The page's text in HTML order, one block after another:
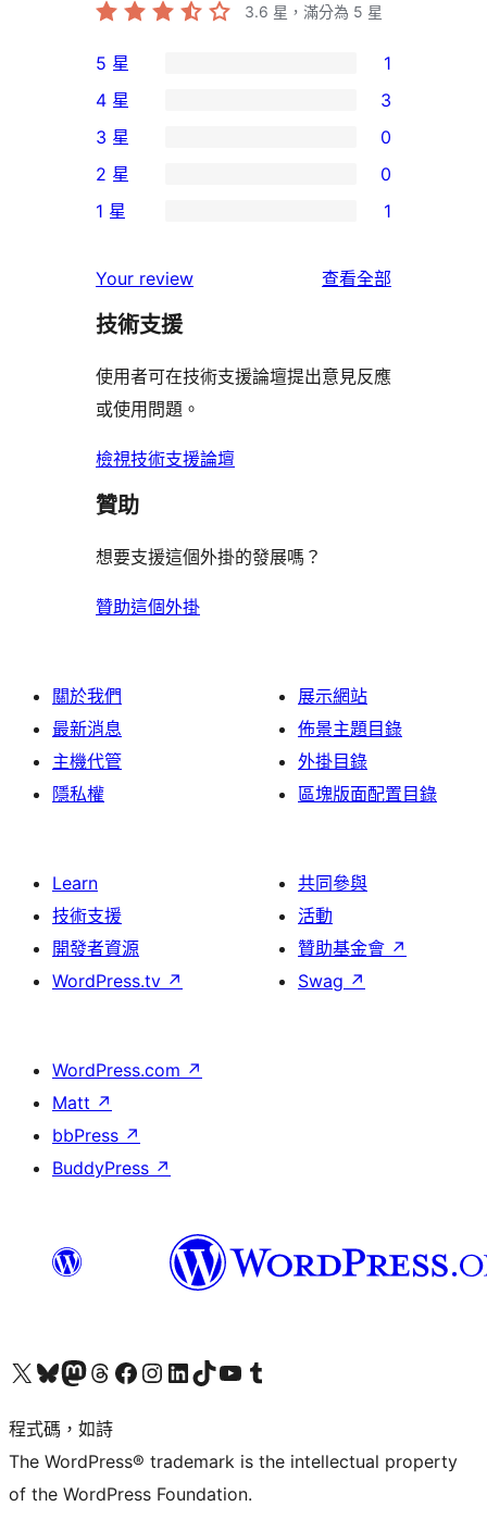
3.6 星，滿分為 5 星
1
個
5
星
使
者
論
5 星 1
個
4
星
用
者
論
4 星 3
0
個
3
使
用
評
論
3 星 0
個
星
使
者
評
論
2 星 0
1
星
用
者
評
1 星 1
Your review 查看全部
評
技術支援
使用者可在技術支援論壇提出意見反應
或使用問題。
檢視技術支援論壇
贊助
想要支援這個外掛的發展嗎？
贊助這個外掛
關於我們
最新消息
主機代管
隱私權
展示網站
佈景主題目錄
外掛目錄
區塊版面配置目錄
Learn
技術支援
開發者資源
WordPress.tv ↗
共同參與
活動
贊助基金會 ↗
Swag ↗
WordPress.com ↗
Matt ↗
bbPress ↗
BuddyPress ↗
查看我們的 X (之前的 Twitter) 帳號造訪我們的 Bluesky 帳號造訪我們的 Mastodon 帳號造訪我們的 Threads 帳號 造訪我們的 Facebook 粉絲專頁Visit our Instagram account
Visit our LinkedIn account
造訪我們的 TikTok 帳號Visit our YouTube channel
造訪我們的 Tumblr 帳號
程式碼，如詩
The WordPress® trademark is the intellectual property
of the WordPress Foundation.